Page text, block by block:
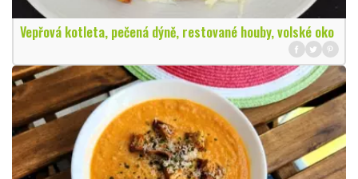
Vepřová kotleta, pečená dýně, restované houby, volské oko